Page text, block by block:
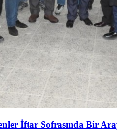
İftar Sofrasında Bir